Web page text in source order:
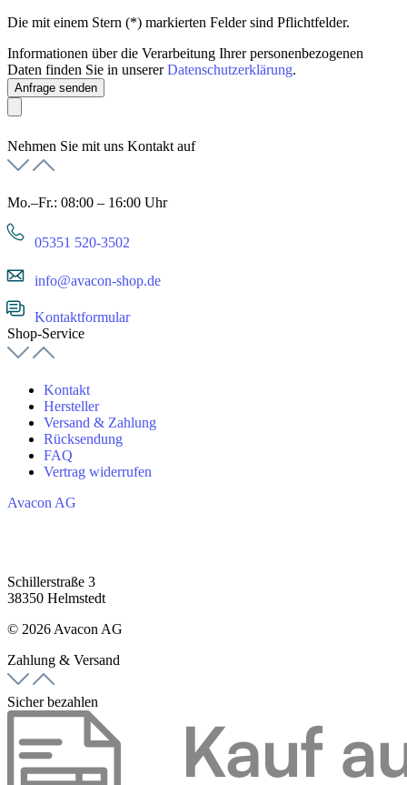
Die mit einem Stern (*) markierten Felder sind Pflichtfelder.
Informationen über die Verarbeitung Ihrer personenbezogenen
Daten finden Sie in unsererDatenschutzerklärung.
Anfrage senden
Nehmen Sie mit uns Kontakt auf
Mo.–Fr.: 08:00 – 16:00 Uhr
05351 520-3502
info@avacon-shop.de
Kontaktformular
Shop-Service
Kontakt
Hersteller
Versand & Zahlung
Rücksendung
FAQ
Vertrag widerrufen
Avacon AG
Schillerstraße 3
38350 Helmstedt
© 2026 Avacon AG
Zahlung & Versand
Sicher bezahlen